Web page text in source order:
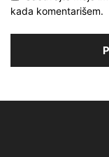
kada komentarišem.